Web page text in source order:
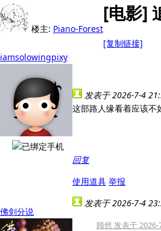
楼主: Piano-Forest
[电影]
[复制链接]
iamsolowingpixy
发表于 2026-7-4
这部路人缘看着应该不
回复
使用道具 举报
佛剑分说
发表于 2026-7-4
顾然 发表于 2026-